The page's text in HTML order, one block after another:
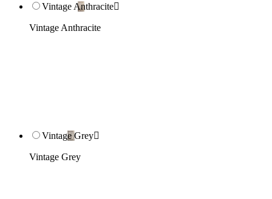
Vintage Anthracite
Vintage Anthracite
Vintage Grey
Vintage Grey